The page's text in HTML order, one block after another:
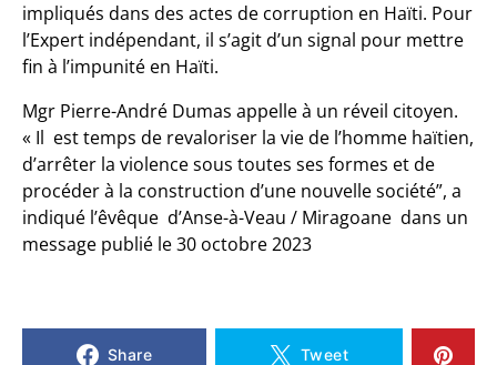
impliqués dans des actes de corruption en Haïti. Pour
l’Expert indépendant, il s’agit d’un signal pour mettre
fin à l’impunité en Haïti.
Mgr Pierre-André Dumas appelle à un réveil citoyen.
« Il est temps de revaloriser la vie de l’homme haïtien,
d’arrêter la violence sous toutes ses formes et de
procéder à la construction d’une nouvelle société”, a
indiqué l’êvêque d’Anse-à-Veau / Miragoane dans un
message publié le 30 octobre 2023
Share Tweet